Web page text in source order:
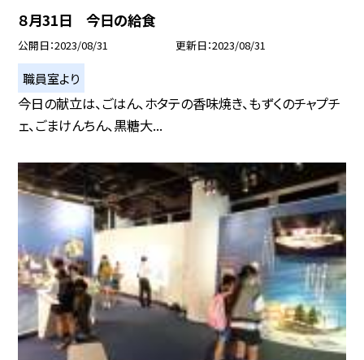
８月31日 今日の給食
公開日 2023/08/31 更新日 2023/08/31
職員室より
今日の献立は、ごはん、ホタテの香味焼き、もずくのチャプチ
ェ、ごまけんちん、黒糖大...